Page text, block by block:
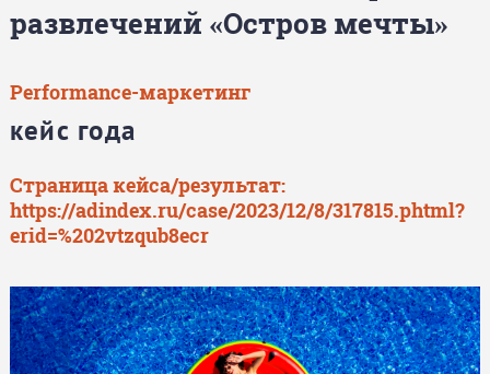
развлечений «Остров мечты»
Performance-маркетинг
кейс года
Страница кейса/результат:
https://adindex.ru/case/2023/12/8/317815.phtml?
erid=%202vtzqub8ecr